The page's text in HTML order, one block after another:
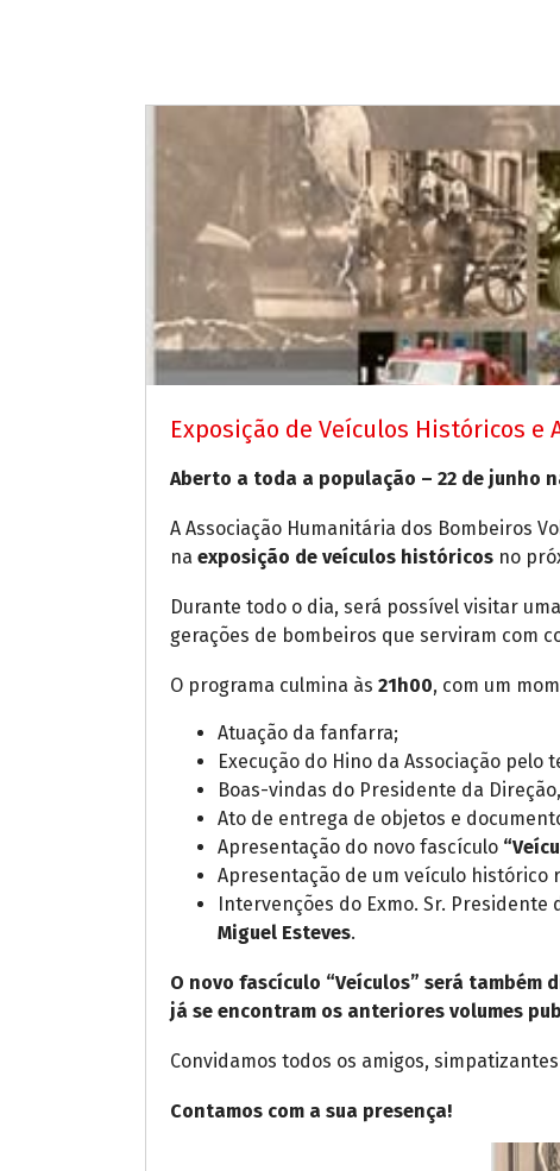
Exposição de Veículos Históricos e
Aberto a toda a população – 22 de junho
A Associação Humanitária dos Bombeiros
na exposição de veículos históricos no
Durante todo o dia, será possível visitar
gerações de bombeiros que serviram com
O programa culmina às 21h00, com um
Atuação da fanfarra;
Execução do Hino da Associação pelo
Boas-vindas do Presidente da Direção,
Ato de entrega de objetos e
Apresentação do novo fascículo
Apresentação de um veículo histórico
Intervenções do Exmo. Sr. Presidente
Miguel Esteves.
O novo fascículo “Veículos” será
já se encontram os anteriores volumes
Convidamos todos os amigos,
Contamos com a sua presença!